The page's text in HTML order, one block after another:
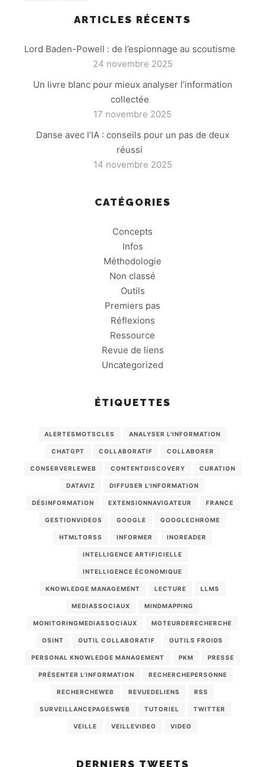
ARTICLES RÉCENTS
Lord Baden-Powell : de l’espionnage au scoutisme
24 novembre 2025
Un livre blanc pour mieux analyser l’information
collectée
17 novembre 2025
Danse avec l’IA : conseils pour un pas de deux
réussi
14 novembre 2025
CATÉGORIES
Concepts
Infos
Méthodologie
Non classé
Outils
Premiers pas
Réflexions
Ressource
Revue de liens
Uncategorized
ÉTIQUETTES
ALERTESMOTSCLES ANALYSER L'INFORMATION
CHATGPT COLLABORATIF COLLABORER
CONSERVERLEWEB CONTENTDISCOVERY CURATION
DATAVIZ DIFFUSER L'INFORMATION
DÉSINFORMATION EXTENSIONNAVIGATEUR FRANCE
GESTIONVIDEOS GOOGLE GOOGLECHROME
HTMLTORSS INFORMER INOREADER
INTELLIGENCE ARTIFICIELLE
INTELLIGENCE ÉCONOMIQUE
KNOWLEDGE MANAGEMENT LECTURE LLMS
MEDIASSOCIAUX MINDMAPPING
MONITORINGMEDIASSOCIAUX MOTEURDERECHERCHE
OSINT OUTIL COLLABORATIF OUTILS FROIDS
PERSONAL KNOWLEDGE MANAGEMENT PKM PRESSE
PRÉSENTER L'INFORMATION RECHERCHEPERSONNE
RECHERCHEWEB REVUEDELIENS RSS
SURVEILLANCEPAGESWEB TUTORIEL TWITTER
VEILLE VEILLEVIDEO VIDEO
DERNIERS TWEETS